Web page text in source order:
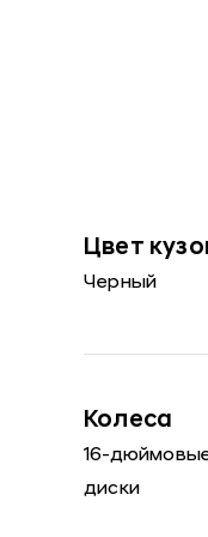
Цвет
Черный
Колеса
16-
диски